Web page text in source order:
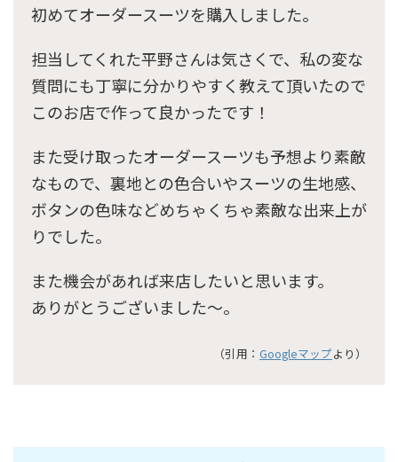
初めてオーダースーツを購入しました。
担当してくれた平野さんは気さくで、私の変な
質問にも丁寧に分かりやすく教えて頂いたので
このお店で作って良かったです！
また受け取ったオーダースーツも予想より素敵
なもので、裏地との色合いやスーツの生地感、
ボタンの色味などめちゃくちゃ素敵な出来上が
りでした。
また機会があれば来店したいと思います。
ありがとうございました～。
（引用： Googleマップより）